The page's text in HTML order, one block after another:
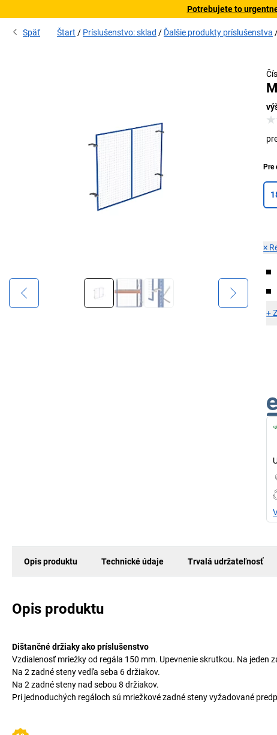
Potrebujete to
Späť Štart Príslušenstvo: sklad Ďalšie produkty príslušenstva
Pre
×
+
Opis produktu Technické údaje Trvalá udržateľnosť
Opis produktu
Dištančné držiaky ako príslušenstvo
Vzdialenosť mriežky od regála 150 mm. Upevnenie skrutkou. Na jeden
Na 2 zadné steny vedľa seba 6 držiakov.
Na 2 zadné steny nad sebou 8 držiakov.
Pri jednoduchých regáloch sú mriežkové zadné steny vyžadované